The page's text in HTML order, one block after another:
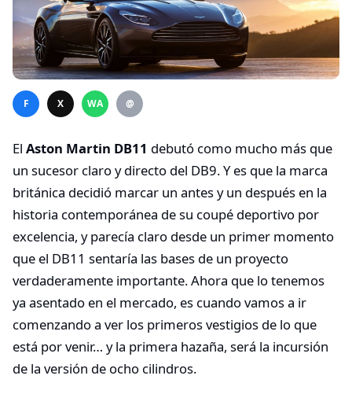
F X WA @
El Aston Martin DB11 debutó como mucho más que
un sucesor claro y directo del DB9. Y es que la marca
británica decidió marcar un antes y un después en la
historia contemporánea de su coupé deportivo por
excelencia, y parecía claro desde un primer momento
que el DB11 sentaría las bases de un proyecto
verdaderamente importante. Ahora que lo tenemos
ya asentado en el mercado, es cuando vamos a ir
comenzando a ver los primeros vestigios de lo que
está por venir… y la primera hazaña, será la incursión
de la versión de ocho cilindros.